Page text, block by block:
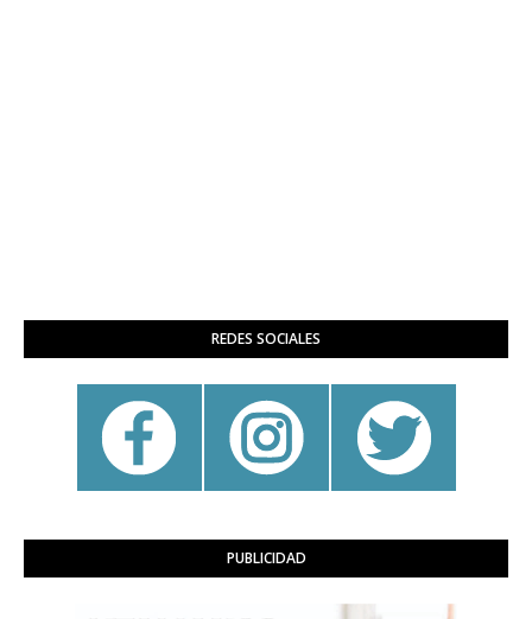
REDES SOCIALES
PUBLICIDAD